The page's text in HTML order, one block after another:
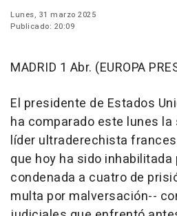
Lunes, 31 marzo 2025
Publicado: 20:09
MADRID 1 Abr. (EUROPA
El presidente de Estados
ha comparado este lunes
líder ultraderechista
que hoy ha sido
condenada a cuatro de
multa por malversación--